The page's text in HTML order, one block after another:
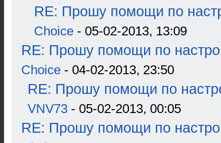
RE: Прошу помощи по
Choice - 05-02-2013, 13:09
RE: Прошу помощи по
Choice - 04-02-2013, 23:50
RE: Прошу помощи по
VNV73 - 05-02-2013, 00:05
RE: Прошу помощи по